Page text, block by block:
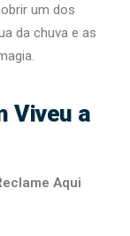
um dos
da chuva e as
Viveu a
Aqui